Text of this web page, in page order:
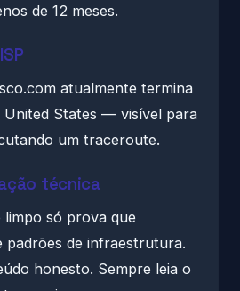
de 12 meses.
atualmente termina
United States — visível para
um traceroute.
técnica
só prova que
padrões de infraestrutura.
honesto. Sempre leia o